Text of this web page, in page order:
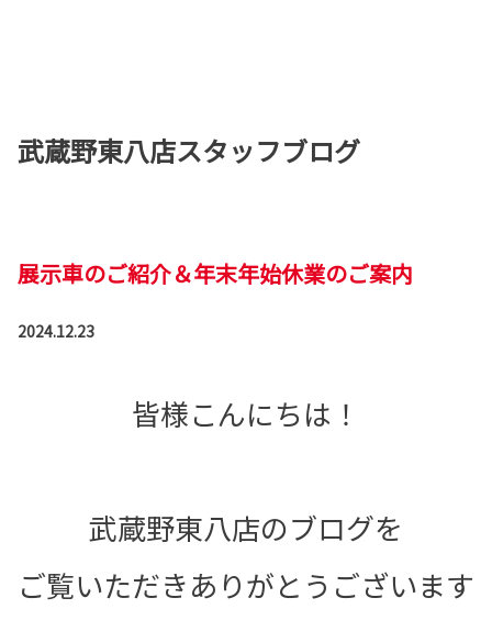
武蔵野東八店スタッフブログ
展示車のご紹介＆年末年始休業のご案内
2024.12.23
皆様こんにちは！
武蔵野東八店のブログを
ご覧いただきありがとうございます